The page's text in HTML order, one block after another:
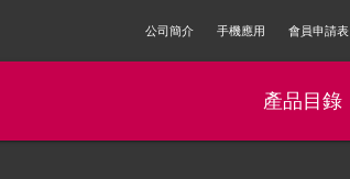
公司簡介 手機應用 會員申請表
產品目錄